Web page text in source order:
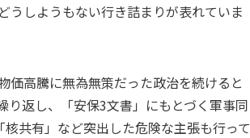
しようもない行き詰まりが表れていま
価高騰に無為無策だった政治を続けると
り返し、「安保3文書」にもとづく軍事同
共有」など突出した危険な主張も行って